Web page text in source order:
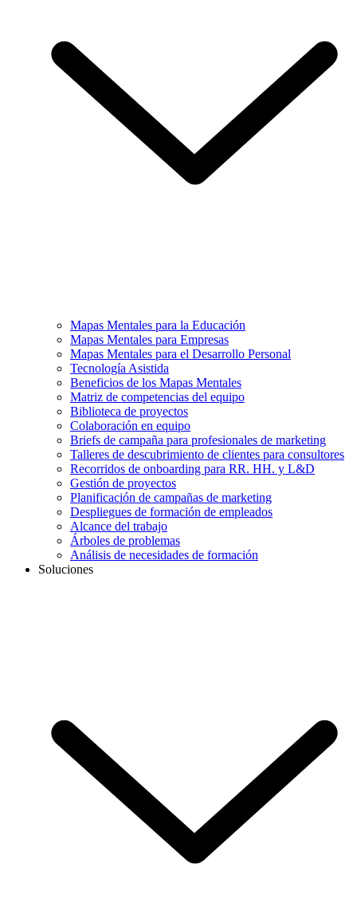
Mapas Mentales para la Educación
Mapas Mentales para Empresas
Mapas Mentales para el Desarrollo Personal
Tecnología Asistida
Beneficios de los Mapas Mentales
Matriz de competencias del equipo
Biblioteca de proyectos
Colaboración en equipo
Briefs de campaña para profesionales de marketing
Talleres de descubrimiento de clientes para consultores
Recorridos de onboarding para RR. HH. y L&D
Gestión de proyectos
Planificación de campañas de marketing
Despliegues de formación de empleados
Alcance del trabajo
Árboles de problemas
Análisis de necesidades de formación
Soluciones